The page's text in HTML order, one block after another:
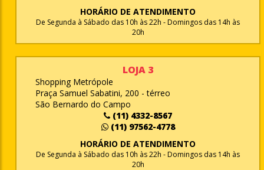
HORÁRIO DE ATENDIMENTO
De Segunda à Sábado das 10h às 22h - Domingos das 14h às
20h
LOJA 3
Shopping Metrópole
Praça Samuel Sabatini, 200 - térreo
São Bernardo do Campo
(11) 4332-8567
(11) 97562-4778
HORÁRIO DE ATENDIMENTO
De Segunda à Sábado das 10h às 22h - Domingos das 14h às
20h